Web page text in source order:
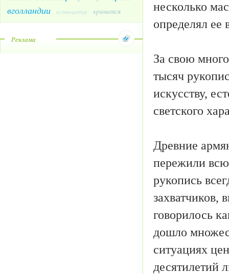
вголландии аствацатур хранится
Реклама
несколько
определял
За свою
тысяч
искусству,
светского
Древние
пережили всю
рукопись
захватчиков,
говорилось
дошло
ситуациях
десятилетий